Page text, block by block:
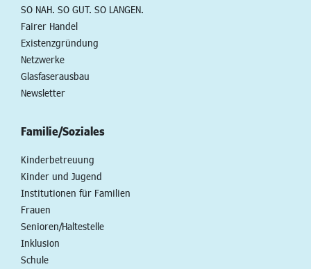
SO NAH. SO GUT. SO LANGEN.
Fairer Handel
Existenzgründung
Netzwerke
Glasfaserausbau
Newsletter
Familie/Soziales
Kinderbetreuung
Kinder und Jugend
Institutionen für Familien
Frauen
Senioren/Haltestelle
Inklusion
Schule